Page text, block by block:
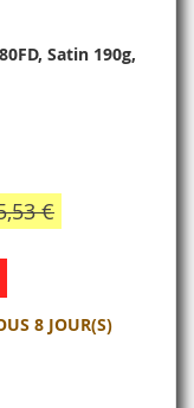
Satin 190g,
€
8 JOUR(S)